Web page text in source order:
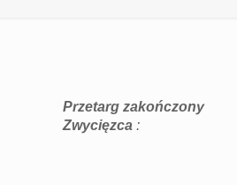
Przetarg zakończony
Zwycięzca :